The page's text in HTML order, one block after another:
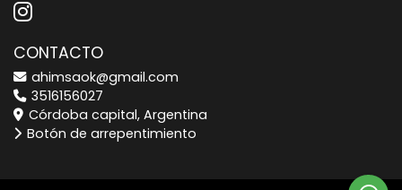
CONTACTO
ahimsaok@gmail.com
3516156027
Córdoba capital, Argentina
Botón de arrepentimiento